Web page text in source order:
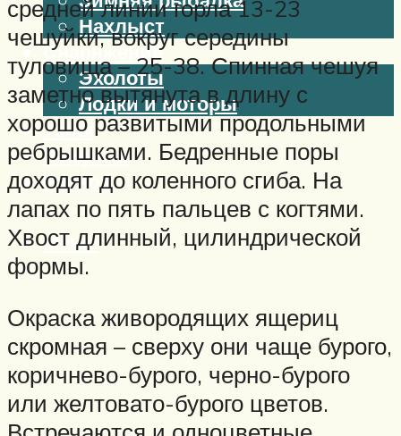
Нахлыст
Снаряжение
Эхолоты
Лодки и моторы
Узлы
Рецепты
Разное
Меню
средней линии горла 13-23
чешуйки, вокруг середины
туловища – 25-38. Спинная чешуя
заметно вытянута в длину с
хорошо развитыми продольными
ребрышками. Бедренные поры
доходят до коленного сгиба. На
лапах по пять пальцев с когтями.
Хвост длинный, цилиндрической
формы.
Окраска живородящих ящериц
скромная – сверху они чаще бурого,
коричнево-бурого, черно-бурого
или желтовато-бурого цветов.